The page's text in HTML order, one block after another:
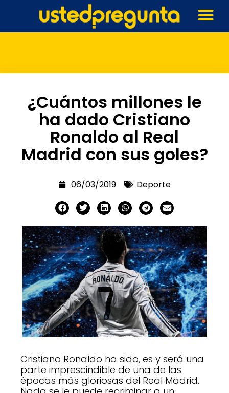
¿Cuántos millones le
ha dado Cristiano
Ronaldo al Real
Madrid con sus goles?
06/03/2019 Deporte
Cristiano Ronaldo ha sido, es y será una
parte imprescindible de una de las
épocas más gloriosas del Real Madrid.